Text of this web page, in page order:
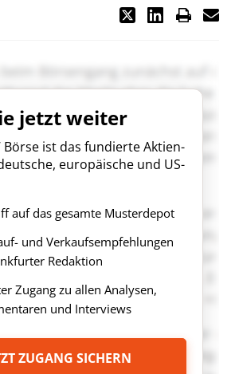
jetzt weiter
Börse ist das fundierte Aktien-
europäische und US-
auf das gesamte Musterdepot
und Verkaufsempfehlungen
Redaktion
Zugang zu allen Analysen,
und Interviews
ZUGANG SICHERN